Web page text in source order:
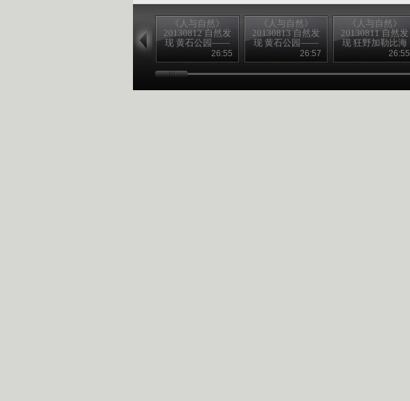
《人与自然》
20130812 自然发
现 黄石公园——
26:55
《人与自然》
20130813 自然发
现 黄石公园——
26:57
《人与自然》
20130811 自然发
现 狂野加勒比海
——飓风地带
（下）
26:55